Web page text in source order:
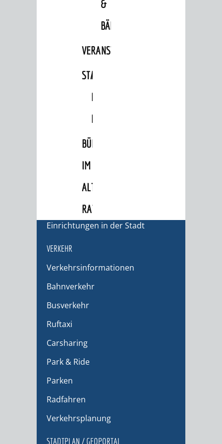
&
BÄDER
VERANSTALTUNGSRÄUME
STADTHALLE
ROLF-
ENGELBRECHT-
HAUS
BÜRGERSAAL
IM
ALTEN
RATHAUS
Amtliche Bekanntmachungen
Ausschreibungen
Wahlen / Abstimmungen
Schwerbehindertenvertretung
Zensus 2022
STADTWEGWEISER
Ämter & Behörden
Einrichtungen in der Stadt
VERKEHR
Verkehrsinformationen
Bahnverkehr
Busverkehr
Ruftaxi
Carsharing
Park & Ride
Parken
Radfahren
Verkehrsplanung
STADTPLAN / GEOPORTAL